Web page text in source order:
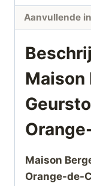
Aanvullende
Maison
Maison
Orange-de-